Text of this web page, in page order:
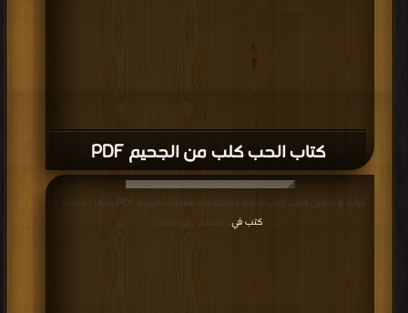
كتاب الحب كلب من الجحيم PDF
قراءة و تحميل كتاب كتاب مدينة الملائكة أو معطف فرويد PDF مجانا | مكتبة >
كتب في
| التحميل : مرة/مرات